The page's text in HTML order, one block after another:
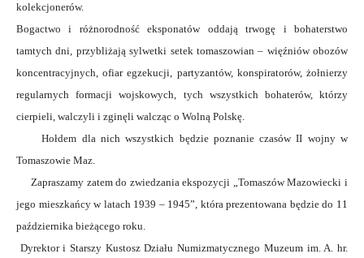
kolekcjonerów.
Bogactwo i różnorodność eksponatów oddają trwogę i bohaterstwo
tamtych dni, przybliżają sylwetki setek tomaszowian – więźniów obozów
koncentracyjnych, ofiar egzekucji, partyzantów, konspiratorów, żołnierzy
regularnych formacji wojskowych, tych wszystkich bohaterów, którzy
cierpieli, walczyli i zginęli walcząc o Wolną Polskę.
Hołdem dla nich wszystkich będzie poznanie czasów II wojny w
Tomaszowie Maz.
Zapraszamy zatem do zwiedzania ekspozycji „Tomaszów Mazowiecki i
jego mieszkańcy w latach 1939 – 1945”, która prezentowana będzie do 11
października bieżącego roku.
Dyrektor i Starszy Kustosz Działu Numizmatycznego Muzeum im. A. hr.